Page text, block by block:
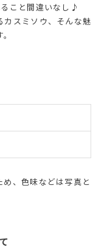
こと間違いなし♪
カスミソウ、そんな魅
め、色味などは写真と